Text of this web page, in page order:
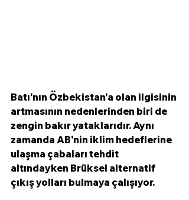
Batı'nın Özbekistan'a olan ilgisinin
artmasının nedenlerinden biri de
zengin bakır yataklarıdır. Aynı
zamanda AB'nin iklim hedeflerine
ulaşma çabaları tehdit
altındayken Brüksel alternatif
çıkış yolları bulmaya çalışıyor.